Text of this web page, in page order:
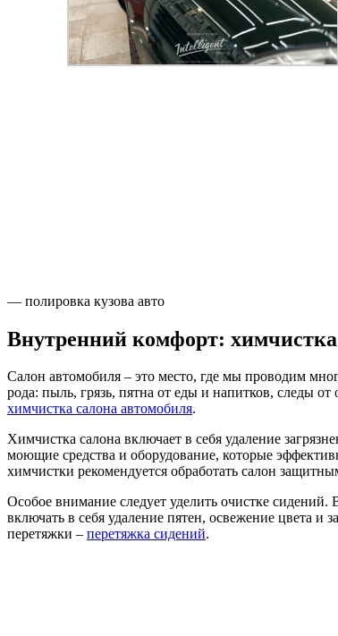
— полировка кузова авто
Внутренний комфорт: химчистка
Салон автомобиля – это место, где мы проводим
рода: пыль, грязь, пятна от еды и напитков, следы
химчистка салона автомобиля.
Химчистка салона включает в себя удаление
моющие средства и оборудование, которые
химчистки рекомендуется обработать салон
Особое внимание следует уделить очистке сидений.
включать в себя удаление пятен, освежение цвета
перетяжки – перетяжка сидений.